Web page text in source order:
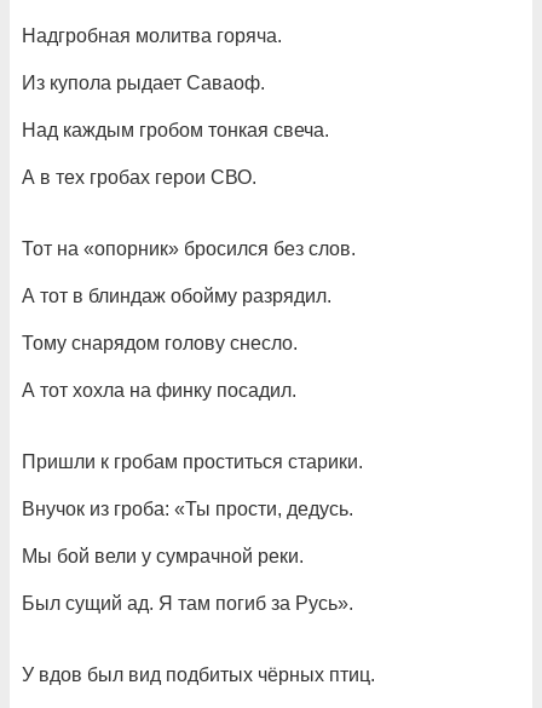
Надгробная молитва горяча.
Из купола рыдает Саваоф.
Над каждым гробом тонкая свеча.
А в тех гробах герои СВО.
Тот на «опорник» бросился без слов.
А тот в блиндаж обойму разрядил.
Тому снарядом голову снесло.
А тот хохла на финку посадил.
Пришли к гробам проститься старики.
Внучок из гроба: «Ты прости, дедусь.
Мы бой вели у сумрачной реки.
Был сущий ад. Я там погиб за Русь».
У вдов был вид подбитых чёрных птиц.